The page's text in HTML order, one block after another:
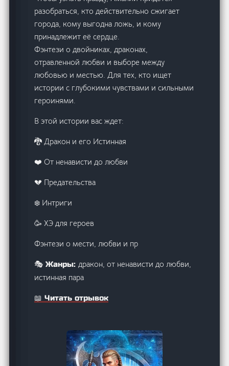
разобраться, кто действительно сжигает
города, кому выгодна ложь, и кому
принадлежит её сердце.
Фэнтези о двойниках, драконах,
отравленной любви и выборе между
любовью и местью. Для тех, кто ищет
истории с глубокими чувствами и сильными
героинями.
В этой истории вас ждет:
🐉 Дракон и его Истинная
❤️ От ненависти до любви
💔 Предательства
❄️ Интриги
🥳 ХЭ для героев
Фэнтези о мести, любви и пр
🎭 Жанры:дракон, от ненависти до любви,
истинная пара
📖 Читать отрывок